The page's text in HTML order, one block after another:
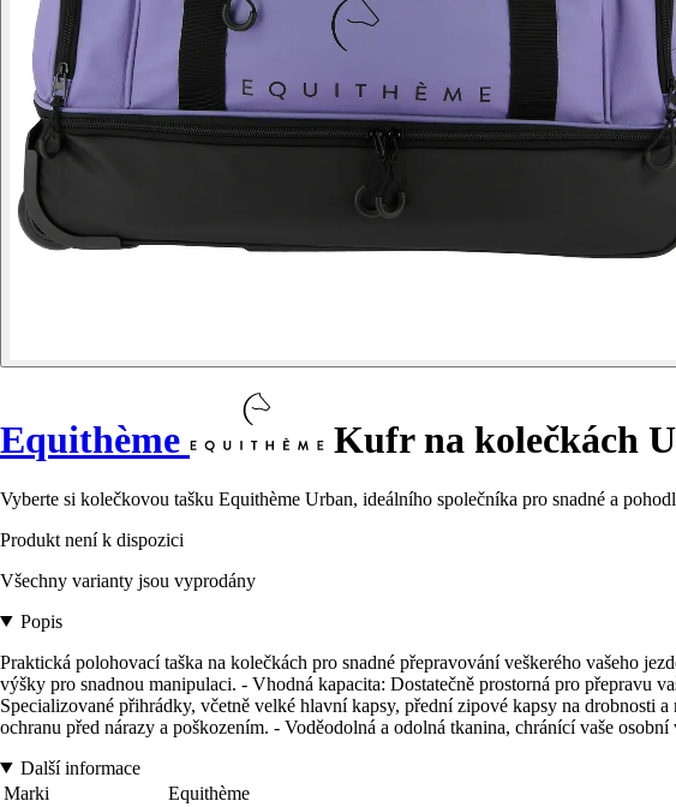
Equithème Kufr na kolečkách
Vyberte si kolečkovou tašku Equithème Urban, ideálního společníka pro snadné a
Produkt není k dispozici
Všechny varianty jsou vyprodány
Popis
Praktická polohovací taška na kolečkách pro snadné přepravování veškerého vašeho
výšky pro snadnou manipulaci. - Vhodná kapacita: Dostatečně prostorná pro přepravu
Specializované přihrádky, včetně velké hlavní kapsy, přední zipové kapsy na
ochranu před nárazy a poškozením. - Voděodolná a odolná tkanina, chránící vaše
Další informace
Marki
Equithème